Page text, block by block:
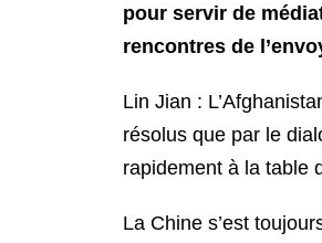
pour servir de
rencontres de
Lin Jian :
résolus que par le
rapidement à la table
La Chine s’est